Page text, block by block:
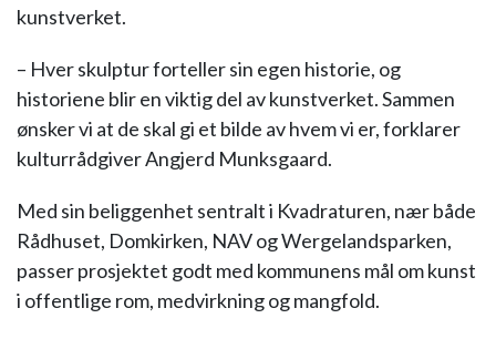
kunstverket.
– Hver skulptur forteller sin egen historie, og
historiene blir en viktig del av kunstverket. Sammen
ønsker vi at de skal gi et bilde av hvem vi er, forklarer
kulturrådgiver Angjerd Munksgaard.
Med sin beliggenhet sentralt i Kvadraturen, nær både
Rådhuset, Domkirken, NAV og Wergelandsparken,
passer prosjektet godt med kommunens mål om kunst
i offentlige rom, medvirkning og mangfold.